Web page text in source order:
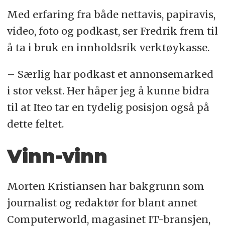
Med erfaring fra både nettavis, papiravis,
video, foto og podkast, ser Fredrik frem til
å ta i bruk en innholdsrik verktøykasse.
– Særlig har podkast et annonsemarked
i stor vekst. Her håper jeg å kunne bidra
til at Iteo tar en tydelig posisjon også på
dette feltet.
Vinn-vinn
Morten Kristiansen har bakgrunn som
journalist og redaktør for blant annet
Computerworld, magasinet IT-bransjen,